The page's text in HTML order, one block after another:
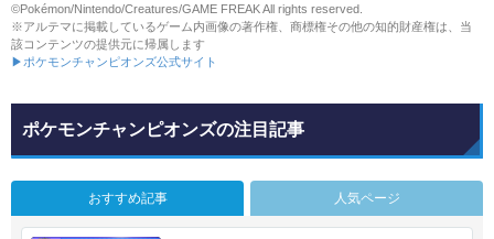
©Pokémon/Nintendo/Creatures/GAME FREAK All rights reserved.
※アルテマに掲載しているゲーム内画像の著作権、商標権その他の知的財産権は、当
該コンテンツの提供元に帰属します
▶ポケモンチャンピオンズ公式サイト
ポケモンチャンピオンズの注目記事
おすすめ記事 人気ページ